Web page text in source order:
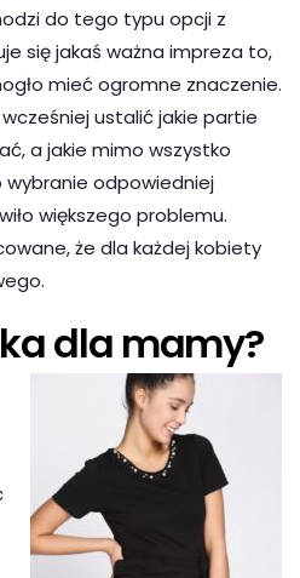
do tego typu opcji z
się jakaś ważna impreza to,
mieć ogromne znaczenie.
ustalić jakie partie
a jakie mimo wszystko
odpowiedniej
większego problemu.
że dla każdej kobiety
dla mamy?